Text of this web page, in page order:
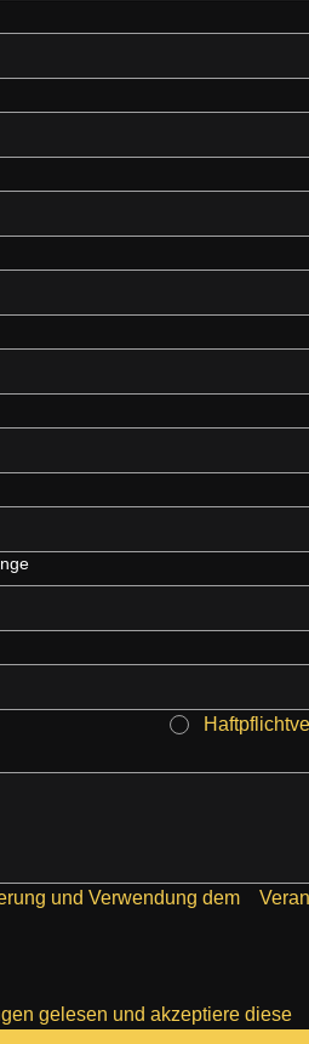
und Verwendung dem
gelesen und akzeptiere diese